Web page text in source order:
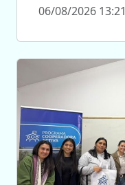
06/08/2026 13:21